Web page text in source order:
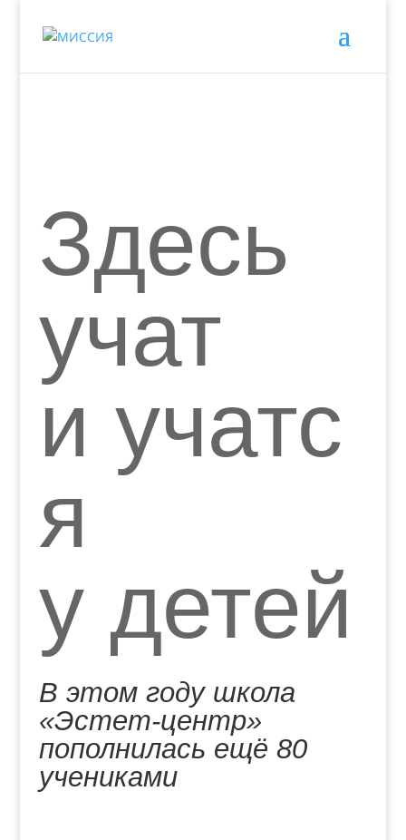
Здесь
учат
и учатс
я
у детей
В этом году школа
«Эстет-центр»
пополнилась ещё 80
учениками